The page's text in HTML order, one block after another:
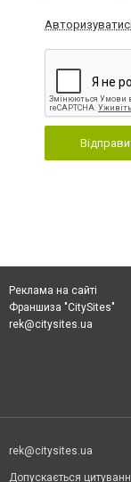
Реклама на сайті
Франшиза "CitySites"
rek@citysites.ua
rek@citysites.ua
Допускається